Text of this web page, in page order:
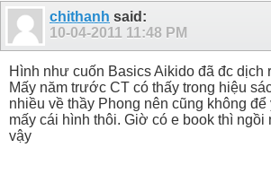
chithanh said:
10-04-2011 11:48 PM
Hình như cuốn Basics Aikido đã đc dịch
Mấy năm trước CT có thấy trong hiệu
nhiều về thầy Phong nên cũng không
mấy cái hình thôi. Giờ có e book thì ngồi
vậy